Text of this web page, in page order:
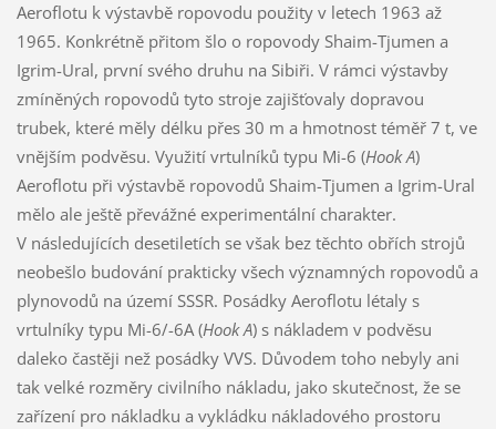
Aeroflotu k výstavbě ropovodu použity v letech 1963 až
1965. Konkrétně přitom šlo o ropovody Shaim-Tjumen a
Igrim-Ural, první svého druhu na Sibiři. V rámci výstavby
zmíněných ropovodů tyto stroje zajišťovaly dopravou
trubek, které měly délku přes 30 m a hmotnost téměř 7 t, ve
vnějším podvěsu. Využití vrtulníků typu Mi-6 (Hook A)
Aeroflotu při výstavbě ropovodů Shaim-Tjumen a Igrim-Ural
mělo ale ještě převážné experimentální charakter.
V následujících desetiletích se však bez těchto obřích strojů
neobešlo budování prakticky všech významných ropovodů a
plynovodů na území SSSR. Posádky Aeroflotu létaly s
vrtulníky typu Mi-6/-6A (Hook A) s nákladem v podvěsu
daleko častěji než posádky VVS. Důvodem toho nebyly ani
tak velké rozměry civilního nákladu, jako skutečnost, že se
zařízení pro nákladku a vykládku nákladového prostoru